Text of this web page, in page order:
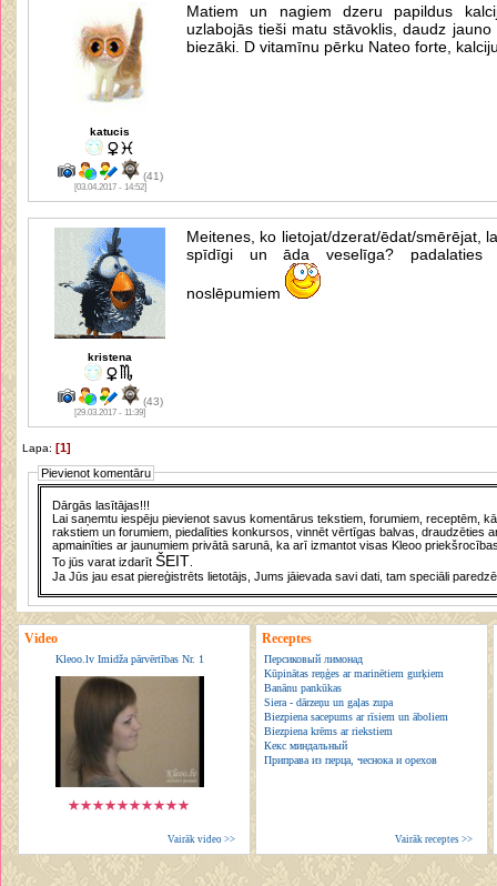
katucis
(41)
[03.04.2017 - 14:52]
Matiem un nagiem dzeru papildus
uzlabojās tieši matu stāvoklis, daudz
biezāki. D vitamīnu pērku Nateo forte,
kristena
(43)
[29.03.2017 - 11:39]
Meitenes, ko lietojat/dzerat/ēdat/smērējat,
spīdīgi un āda veselīga? padalaties
noslēpumiem
Lapa: [1]
Pievienot komentāru
Dārgās lasītājas!!!
Lai saņemtu iespēju pievienot savus komentārus tekstiem, forumiem, receptēm,
rakstiem un forumiem, piedalīties konkursos, vinnēt vērtīgas balvas, draudzēties
apmainīties ar jaunumiem privātā sarunā, ka arī izmantot visas Kleoo
To jūs varat izdarītŠEIT
Ja Jūs jau esat piereģistrēts lietotājs, Jums jāievada savi dati, tam speciāli
Video
Kleoo.lv Imidža pārvērtības Nr. 1
Vairāk video >>
Receptes
Персиковый лимонад
Kūpinātas reņģes ar marinētiem gurķiem
Banānu pankūkas
Siera - dārzeņu un gaļas zupa
Biezpiena sacepums ar rīsiem un āboliem
Biezpiena krēms ar riekstiem
Кекс миндальный
Приправа из перца, чеснока и орехов
Vairāk receptes >>